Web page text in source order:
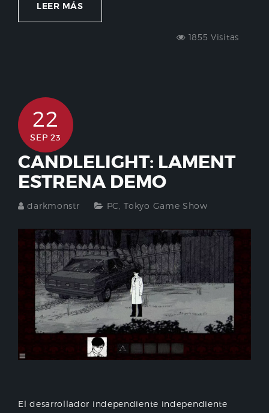
LEER MÁS
1855 Visitas
22
SEP 23
CANDLELIGHT: LAMENT
ESTRENA DEMO
darkmonstr PC ,Tokyo Game Show
El desarrollador independiente independiente